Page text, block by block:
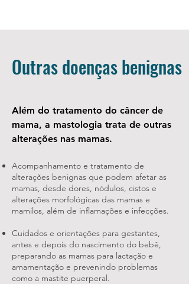
Outras doenças benignas
Além do tratamento do câncer de
mama, a mastologia trata de outras
alterações nas mamas.
Acompanhamento e tratamento de
alterações benignas que podem afetar as
mamas, desde dores, nódulos, cistos e
alterações morfológicas das mamas e
mamilos, além de inflamações e infecções.
Cuidados e orientações para gestantes,
antes e depois do nascimento do bebê,
preparando as mamas para lactação e
amamentação e prevenindo problemas
como a mastite puerperal.